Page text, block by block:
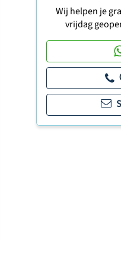
Wij helpen je
vrijdag